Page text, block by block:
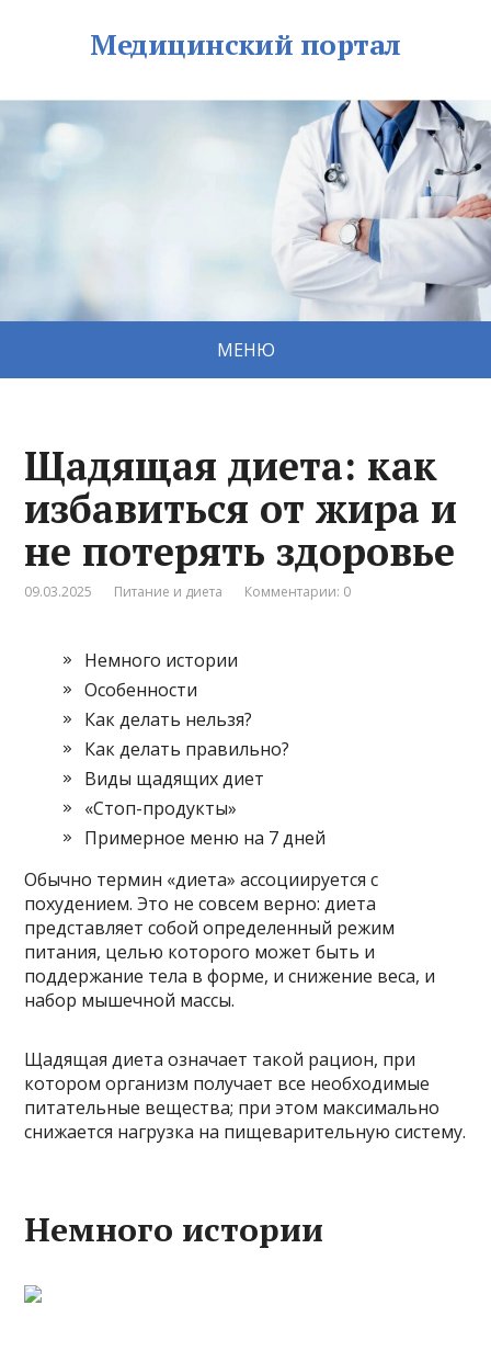
Медицинский портал
МЕНЮ
Щадящая диета: как
избавиться от жира и
не потерять здоровье
09.03.2025 Питание и диета Комментарии: 0
Немного истории
Особенности
Как делать нельзя?
Как делать правильно?
Виды щадящих диет
«Стоп-продукты»
Примерное меню на 7 дней
Обычно термин «диета» ассоциируется с
похудением. Это не совсем верно: диета
представляет собой определенный режим
питания, целью которого может быть и
поддержание тела в форме, и снижение веса, и
набор мышечной массы.
Щадящая диета означает такой рацион, при
котором организм получает все необходимые
питательные вещества; при этом максимально
снижается нагрузка на пищеварительную систему.
Немного истории